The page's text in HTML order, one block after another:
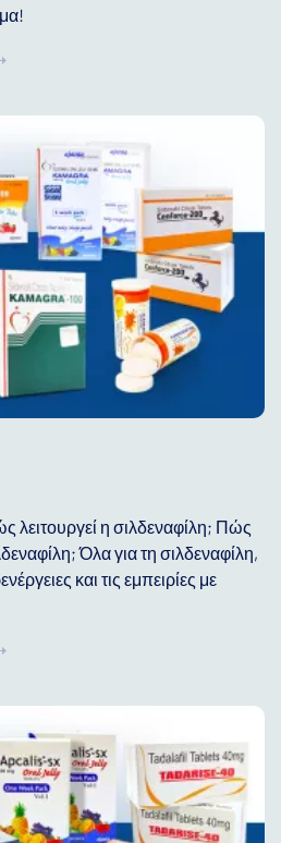
λειτουργεί η σιλδεναφίλη; Πώς
Όλα για τη σιλδεναφίλη,
και τις εμπειρίες με